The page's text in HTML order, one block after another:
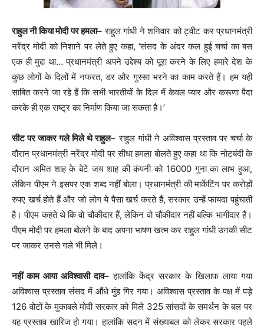
राहुल नी किया मोदी पर हमला– राहुल गांधी ने शनिवार को ट्वीट कर प्रधानमंत्री
नरेंद्र मोदी को निशाने पर लेते हुए कहा, ‘संसद के अंदर कल हुई चर्चा का बस
एक ही मुद्दा था… प्रधानमंत्री अपने उद्देश्य को पूरा करने के लिए हमारे देश के
कुछ लोगों के दिलों में नफरत, डर और गुस्सा भरने का काम करते हैं। हम यही
साबित करने जा रहे हैं कि सभी भारतीयों के दिल में केवल प्यार और करूणा पैदा
करके ही एक राष्ट्र का निर्माण किया जा सकता है।’
सीट पर जाकर गले मिले थे राहुल– राहुल गांधी ने अविश्वास प्रस्ताव पर चर्चा के
दौरान प्रधानमंत्री नरेंद्र मोदी पर सीधा हमला बोलते हुए कहा था कि नोटबंदी के
दौरान अमित शाह के बेटे जय शाह की कंपनी को 16000 गुना का लाभ हुआ,
लेकिन पीएम ने इसपर एक शब्द नहीं बोला। प्रधानमंत्री की मार्केटिंग पर करोड़ों
रुपए खर्च होते हैं और जो लोग ये पैसा खर्च करते हैं, सरकार उन्हें फायदा पहुंचाती
है। पीएम कहते थे कि वो चौकीदार हैं, लेकिन वो चौकीदार नहीं बल्कि भागीदार हैं।
पीएम मोदी पर हमला बोलने के बाद अपना भाषण खत्म कर राहुल गांधी उनकी सीट
पर जाकर उनसे गले भी मिले।
नहीं काम आया अविश्वासी दाव– हालांकि केंद्र सरकार के खिलाफ लाया गया
अविश्वास प्रस्ताव संसद में औंधे मुंह गिर गया। अविश्वास प्रस्ताव के पक्ष में पड़े
126 वोटों के मुकाबले मोदी सरकार को मिले 325 सांसदों के समर्थन के बल पर
यह प्रस्ताव खारिज हो गया। हालांकि सदन में संख्याबल को लेकर सरकार पहले